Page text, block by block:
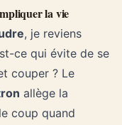
la vie
, je reviens
ce qui évite de se
couper ? Le
allège la
coup quand